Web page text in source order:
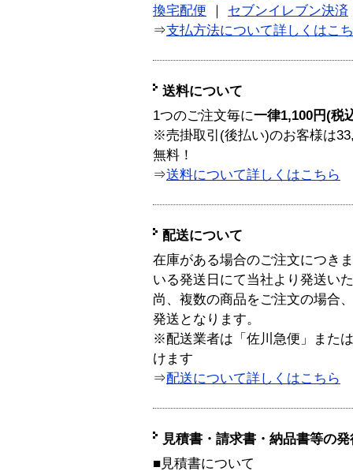
換宅配便
セブンイレブン決済
⇒支払方法について詳しくはこ
送料について
1つのご注文毎に一律1,100円(税
※売掛取引(後払い)のお客様は
無料！
⇒送料について詳しくはこちら
配送について
在庫がある場合のご注文につき
いる発送日にて当社より発送い
尚、複数の商品をご注文の場合
発送となります。
※配送業者は「佐川急便」また
けます
⇒配送について詳しくはこちら
見積書・請求書・納品書等の
■見積書について